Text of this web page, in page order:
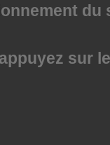
du
sur